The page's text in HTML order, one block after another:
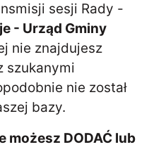
sesji Rady -
- Urząd Gminy
nie znajdujesz
szukanymi
nie został
bazy.
możesz DODAĆ lub